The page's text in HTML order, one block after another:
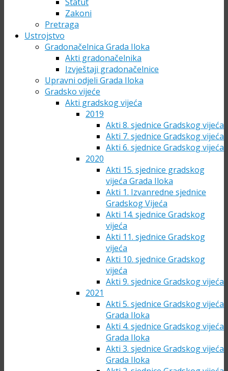
Zakoni
Pretraga
Ustrojstvo
Gradonačelnica Grada Iloka
Akti gradonačelnika
Izvještaji gradonačelnice
Upravni odjeli Grada Iloka
Gradsko vijeće
Akti gradskog vijeća
2019
Akti 8. sjednice Gradskog vijeća
Akti 7. sjednice Gradskog vijeća
Akti 6. sjednice Gradskog vijeća
2020
Akti 15. sjednice gradskog
vijeća Grada Iloka
Akti 1. Izvanredne sjednice
Gradskog Vijeća
Akti 14. sjednice Gradskog
vijeća
Akti 11. sjednice Gradskog
vijeća
Akti 10. sjednice Gradskog
vijeća
Akti 9. sjednice Gradskog vijeća
2021
Akti 5. sjednice Gradskog vijeća
Grada Iloka
Akti 4. sjednice Gradskog vijeća
Grada Iloka
Akti 3. sjednice Gradskog vijeća
Grada Iloka